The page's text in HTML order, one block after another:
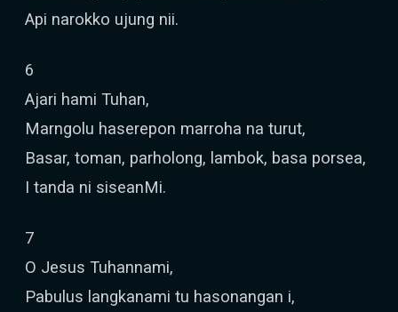
Api narokko ujung nii.
6
Ajari hami Tuhan,
Marngolu haserepon marroha na turut,
Basar, toman, parholong, lambok, basa porsea,
I tanda ni siseanMi.
7
O Jesus Tuhannami,
Pabulus langkanami tu hasonangan i,